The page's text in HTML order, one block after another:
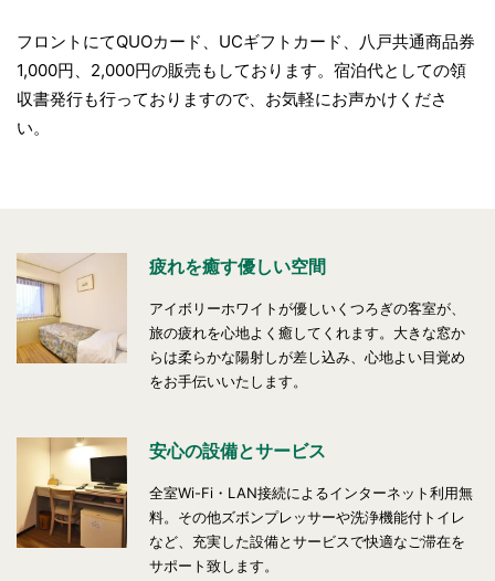
フロントにてQUOカード、UCギフトカード、八戸共通商品券
1,000円、2,000円の販売もしております。宿泊代としての領
収書発行も行っておりますので、お気軽にお声かけくださ
い。
疲れを癒す優しい空間
アイボリーホワイトが優しいくつろぎの客室が、
旅の疲れを心地よく癒してくれます。大きな窓か
らは柔らかな陽射しが差し込み、心地よい目覚め
をお手伝いいたします。
安心の設備とサービス
全室Wi-Fi・LAN接続によるインターネット利用無
料。その他ズボンプレッサーや洗浄機能付トイレ
など、充実した設備とサービスで快適なご滞在を
サポート致します。